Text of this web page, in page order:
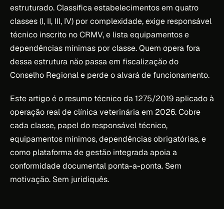
estruturado. Classifica estabelecimentos em quatro
classes (I, II, III, IV) por complexidade, exige responsável
técnico inscrito no CRMV, e lista equipamentos e
dependências mínimas por classe. Quem opera fora
dessa estrutura não passa em fiscalização do
Conselho Regional e perde o alvará de funcionamento.
Este artigo é o resumo técnico da 1275/2019 aplicado à
operação real de clínica veterinária em 2026. Cobre
cada classe, papel do responsável técnico,
equipamentos mínimos, dependências obrigatórias, e
como plataforma de gestão integrada apoia a
conformidade documental ponta-a-ponta. Sem
motivação. Sem juridiquês.